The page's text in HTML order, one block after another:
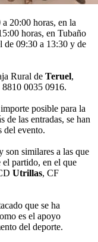
20:00 horas, en la
horas, en Tubaño
de 09:30 a 13:30 y de
Rural de Teruel,
0035 0916.
posible para la
de las entradas, se han
del evento.
son similares a las que
partido, en el que
Utrillas, CF
que se ha
es el apoyo
del deporte.